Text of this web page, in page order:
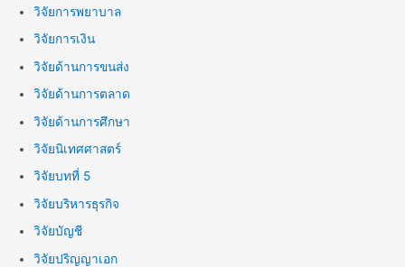
วิจัยการพยาบาล
วิจัยการเงิน
วิจัยด้านการขนส่ง
วิจัยด้านการตลาด
วิจัยด้านการศึกษา
วิจัยนิเทศศาสตร์
วิจัยบทที่ 5
วิจัยบริหารธุรกิจ
วิจัยบัญชี
วิจัยปริญญาเอก